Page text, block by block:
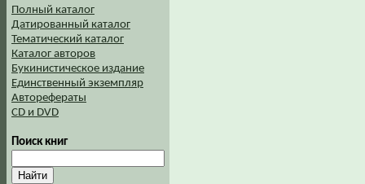
Полный каталог
Датированный каталог
Тематический каталог
Каталог авторов
Букинистическое издание
Единственный экземпляр
Авторефераты
CD и DVD
Поиск книг